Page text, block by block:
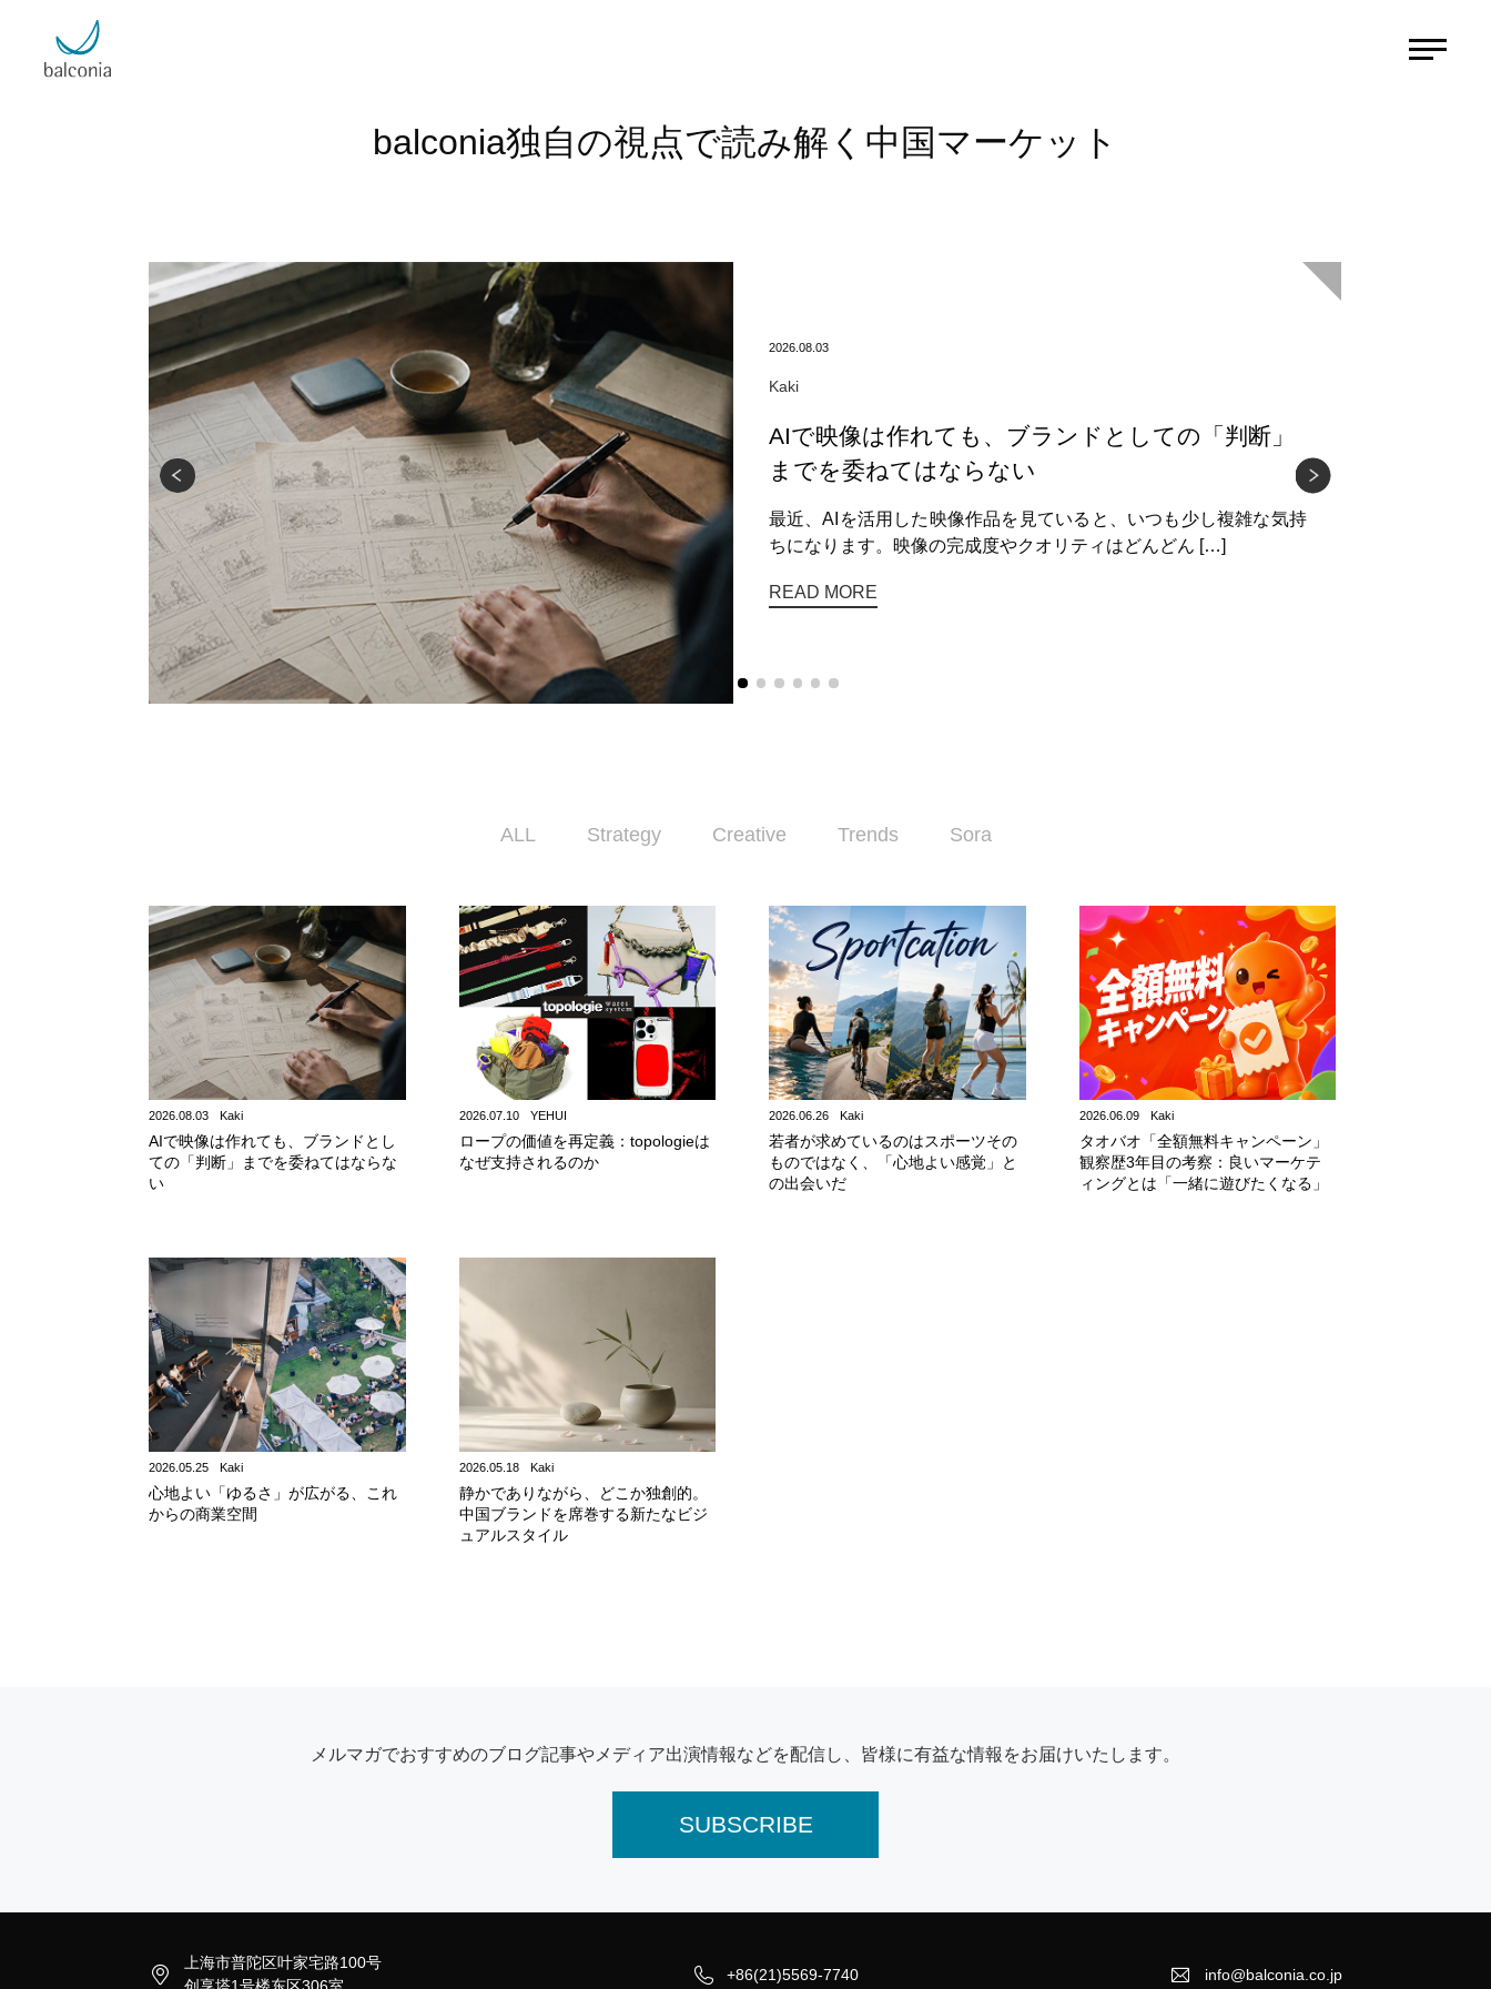
balconia独自の視点で読み解く 中国マーケット
2026.08.03
Kaki
AIで映像は作れても、ブランドとしての「判断」
までを委ねてはならない
最近、AIを活用した映像作品を見ていると、いつも少し複雑な気持
ちになります。映像の完成度やクオリティはどんどん […]
READ MORE
ALL Strategy Creative Trends Sora
2026.08.03 Kaki
AIで映像は作れても、ブランドとし
ての「判断」までを委ねてはならな
い
2026.07.10 YEHUI
ロープの価値を再定義：topologieは
なぜ支持されるのか
2026.06.26 Kaki
若者が求めているのはスポーツその
ものではなく、「心地よい感覚」と
の出会いだ
2026.06.09 Kaki
タオバオ「全額無料キャンペーン」
観察歴3年目の考察：良いマーケテ
ィングとは「一緒に遊びたくなる」
2026.05.25 Kaki
心地よい「ゆるさ」が広がる、これ
からの商業空間
2026.05.18 Kaki
静かでありながら、どこか独創的。
中国ブランドを席巻する新たなビジ
ュアルスタイル
メルマガでおすすめのブログ記事やメディア出演情報などを配信し、皆様に有益な情報をお届けいたします。
SUBSCRIBE

上海市普陀区叶家宅路100号
 +86(21)5569-7740  info@balconia.co.jp